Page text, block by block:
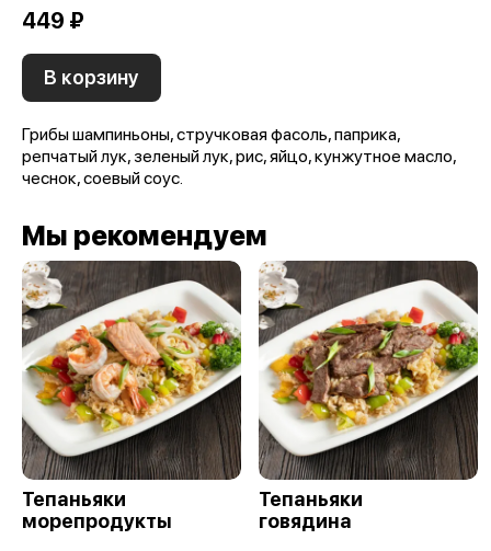
449 ₽
В корзину
Грибы шампиньоны, стручковая фасоль, паприка,
репчатый лук, зеленый лук, рис, яйцо, кунжутное масло,
чеснок, соевый соус.
Мы рекомендуем
Тепаньяки
морепродукты
Тепаньяки
говядина